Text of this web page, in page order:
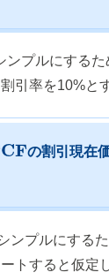
ンプルにする
引率を10%と
CFの割引現在
ンプルにする
トすると仮定